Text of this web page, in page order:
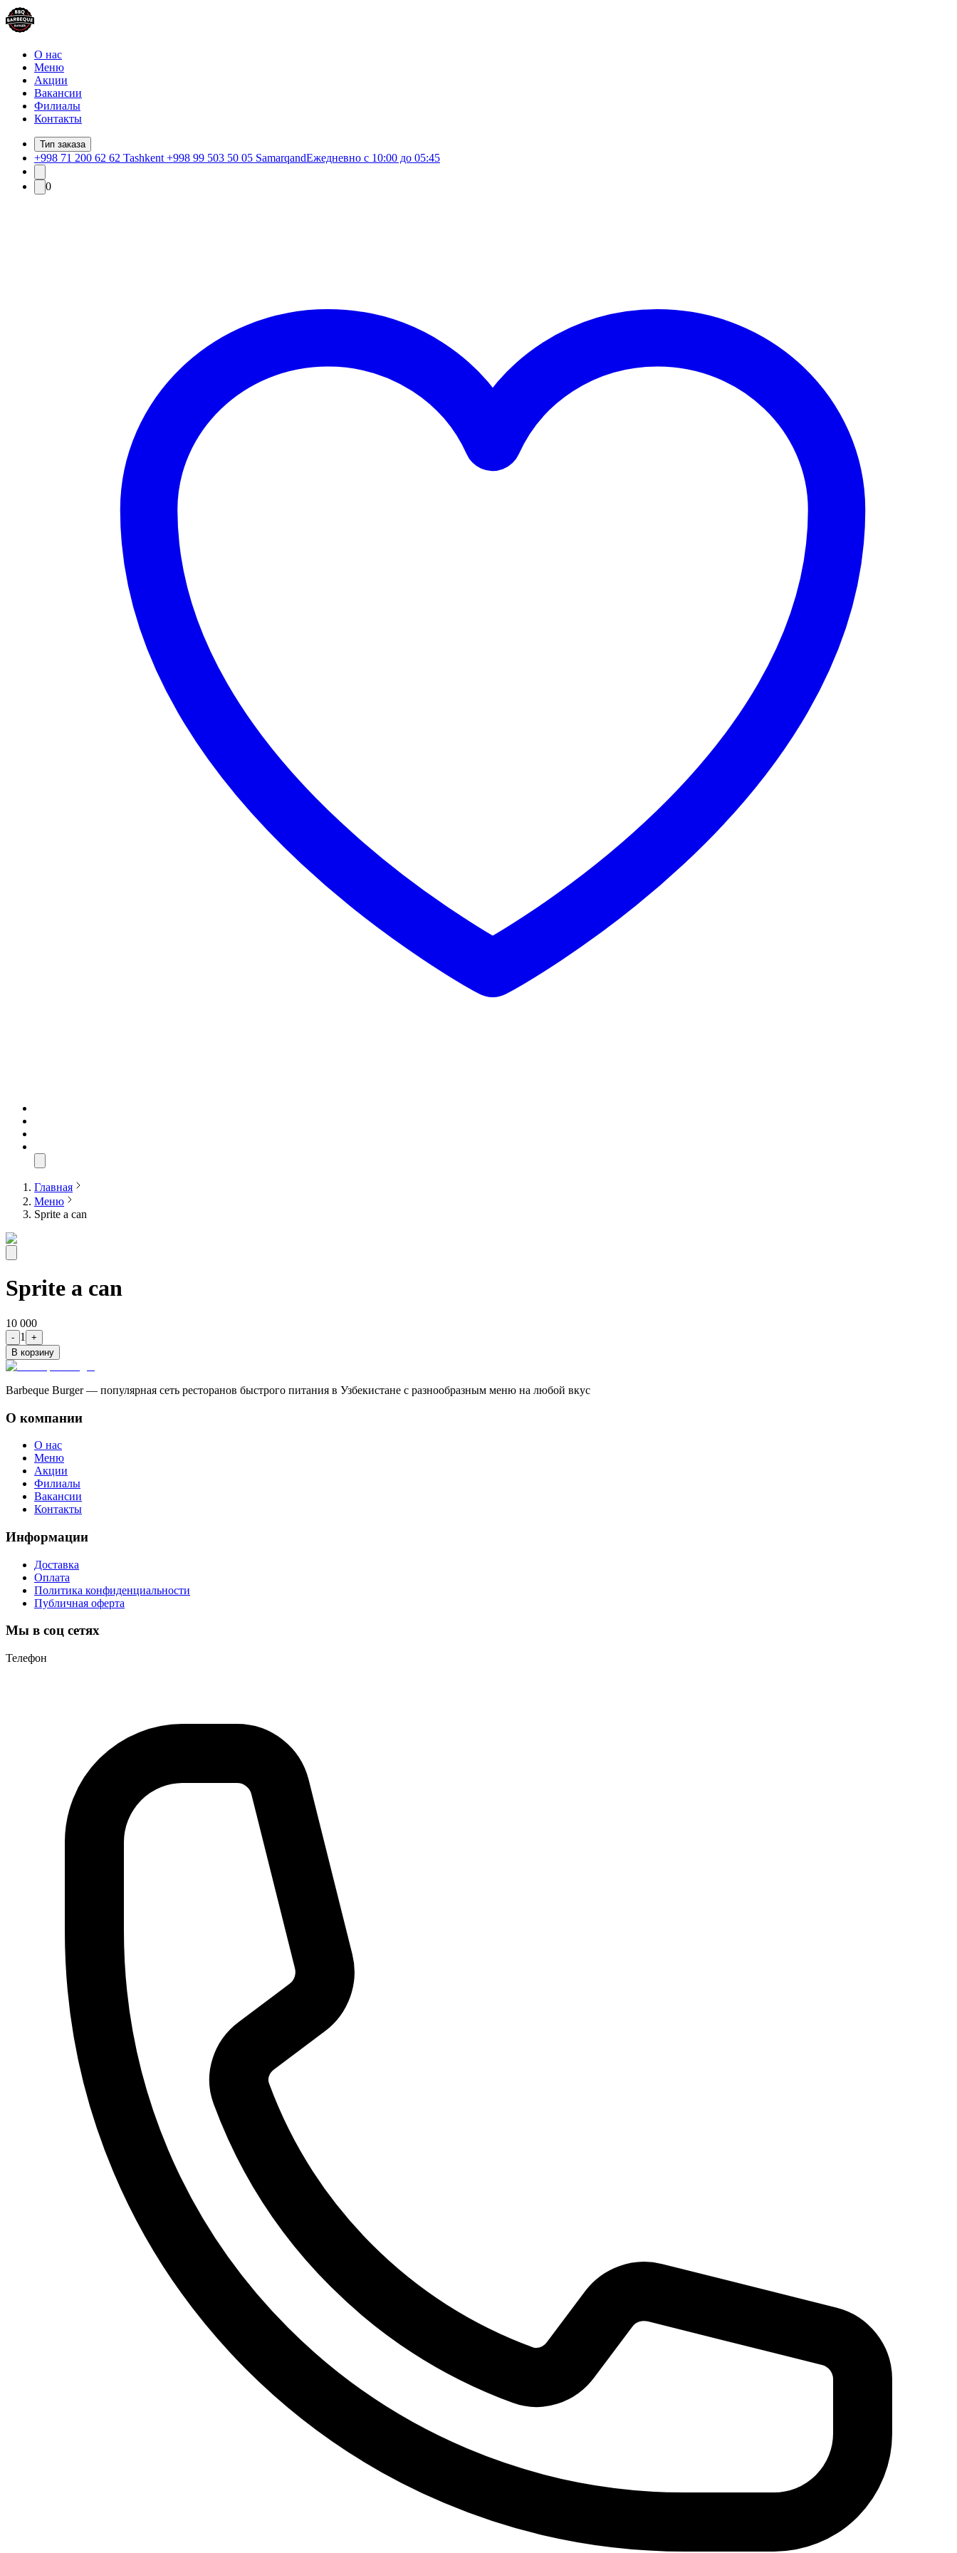
О нас
Меню
Акции
Вакансии
Филиалы
Контакты
Тип заказа
+998 71 200 62 62 Tashkent +998 99 503 50 05 SamarqandЕжедневно с 10:00 до 05:45
0
Главная
Меню
Sprite a can
Sprite a can
10 000
- 1
+
В корзину
Barbeque Burger — популярная сеть ресторанов быстрого питания в Узбекистане с разнообразным меню на любой вкус
О компании
О нас
Меню
Акции
Филиалы
Вакансии
Контакты
Информации
Доставка
Оплата
Политика конфиденциальности
Публичная оферта
Мы в соц сетях
Телефон